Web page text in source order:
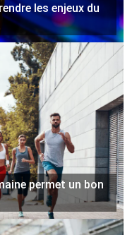
les enjeux du
permet un bon